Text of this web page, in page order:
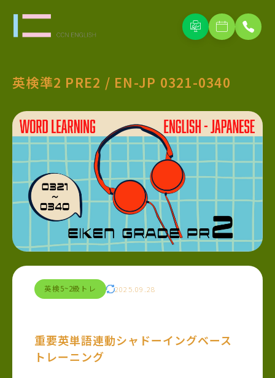
英検準2 PRE2 / EN-JP 0321-0340
2025.09.28
英検5~2級トレ
重要英単語連動シャドーイングベース
トレーニング